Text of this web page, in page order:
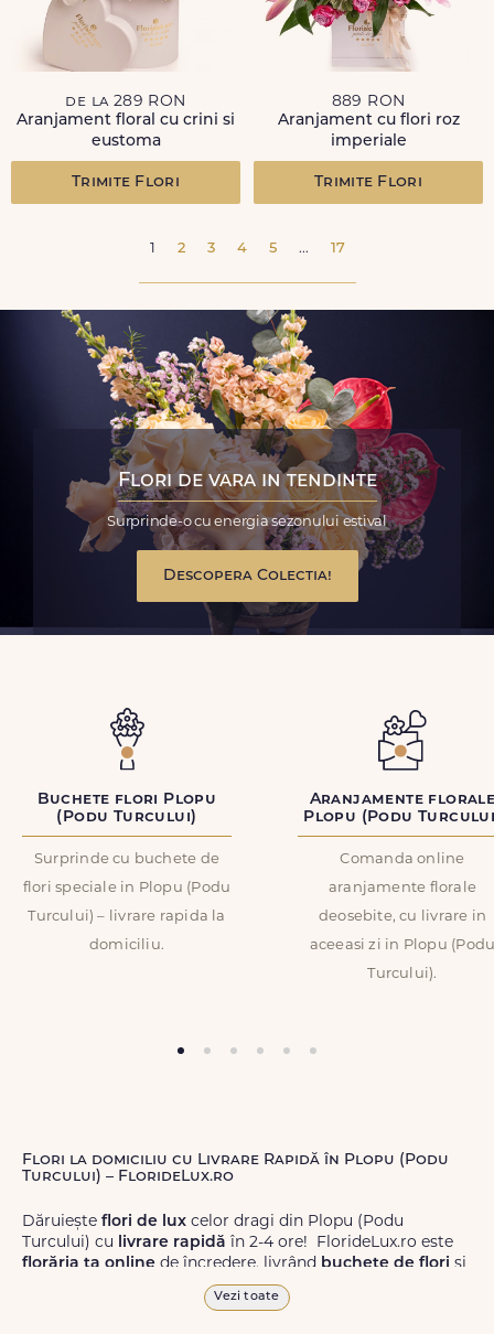
de la 289 RON
Aranjament floral cu crini si
eustoma
Trimite Flori
889 RON
Aranjament cu flori roz
imperiale
Trimite Flori
1 2 3 4 5 ... 17
Flori de vara in tendinte
Surprinde-o cu energia sezonului estival
Descopera Colectia!
Buchete flori Plopu
(Podu Turcului)
Surprinde cu buchete de
flori speciale in Plopu (Podu
Turcului) – livrare rapida la
domiciliu.
Aranjamente
Plopu (Podu
Comanda online
aranjamente florale
deosebite, cu livrare in
aceeasi zi in Plopu
Turcului).
Flori la domiciliu cu Livrare Rapidă în Plopu (Podu
Turcului) – FlorideLux.ro
Dăruiește flori de lux celor dragi din Plopu (Podu
Turcului) cu livrare rapidă în 2-4 ore! FlorideLux.ro este
florăria ta online de încredere, livrând buchete de flori și
de calitate superioară în Plopu
(Podu Turcului) și în toată România.
Vezi toate